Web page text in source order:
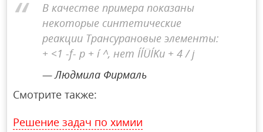
В качестве примера показаны
некоторые синтетические
реакции Трансурановые элементы:
+ <1 -f- p + í ^, нет ÍÍÜÍKu + 4 / j
Людмила Фирмаль
Смотрите также:
Решение задач по химии